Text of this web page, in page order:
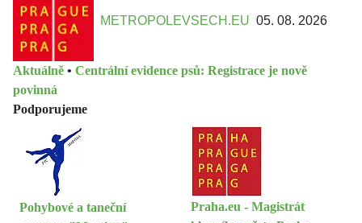
METROPOLEVSECH.EU 05. 08. 2026
Aktuálně • Centrální evidence psů: Registrace je nově
povinná
Podporujeme
Pohybové a taneční
Praha.eu - Magistrát